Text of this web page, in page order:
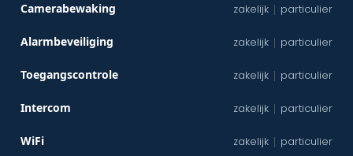
Camerabewaking zakelijk | particulier
Alarmbeveiliging zakelijk | particulier
Toegangscontrole zakelijk | particulier
Intercom zakelijk | particulier
WiFi zakelijk | particulier